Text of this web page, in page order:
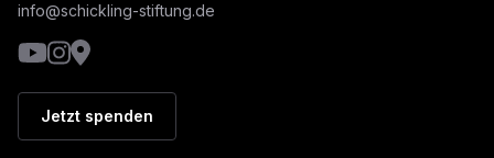
info@schickling-stiftung.de
YouTube
Instagram
Google Maps
Jetzt spenden